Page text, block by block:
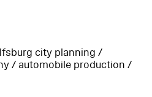
city planning /
/ automobile production /